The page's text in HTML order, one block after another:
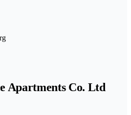
Apartments Co. Ltd